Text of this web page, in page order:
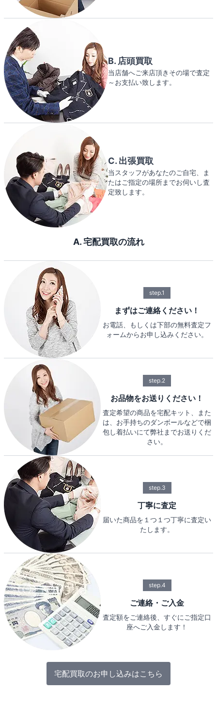
B. 店頭買取
当店舗へご来店頂きその場で査定
～お支払い致します。
C. 出張買取
当スタッフがあなたのご自宅、ま
たはご指定の場所までお伺いし査
定致します。
A. 宅配買取の流れ
step.1
まずはご連絡ください！
お電話、もしくは下部の無料査定フ
ォームからお申し込みください。
step.2
お品物をお送りください！
査定希望の商品を宅配キット、また
は、お手持ちのダンボールなどで梱
包し着払いにて弊社までお送りくだ
さい。
step.3
丁寧に査定
届いた商品を１つ１つ丁寧に査定い
たします。
step.4
ご連絡・ご入金
査定額をご連絡後、すぐにご指定口
座へご入金します！
宅配買取のお申し込みはこちら